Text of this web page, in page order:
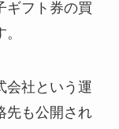
ギフト券の買
会社という運
先も公開され